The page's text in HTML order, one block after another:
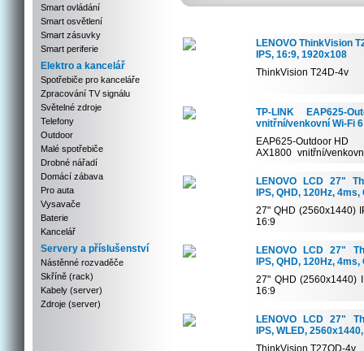
Smart ovládání
Smart osvětlení
Smart zásuvky
Smart periferie
Elektro a kancelář
Spotřebiče pro kanceláře
Zpracování TV signálu
Světelné zdroje
Telefony
Outdoor
Malé spotřebiče
Drobné nářadí
Domácí zábava
Pro auta
Vysavače
Baterie
Kancelář
Servery a příslušenství
Nástěnné rozvaděče
Skříně (rack)
Kabely (server)
Zdroje (server)
LENOVO ThinkVision
IPS, 16:9, 1920x108
ThinkVision T24D-4v
Podsvícení: WLED
Úh...
TP-LINK EAP625-
vnitřní/venkovní Wi-Fi
EAP625-Outdoor HD
AX1800 vnitřní/
Wi...
LENOVO LCD 27"
IPS, QHD, 120Hz, 4ms,
27" QHD (2560x1440)
16:9
LENOVO LCD 27"
IPS, QHD, 120Hz, 4ms,
27" QHD (2560x1440)
16:9
LENOVO LCD 27"
IPS, WLED,
ThinkVision T27QD-4v